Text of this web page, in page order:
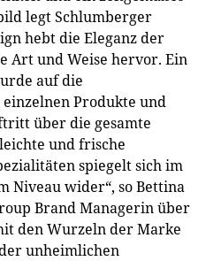
legt Schlumberger
hebt die Eleganz der
Art und Weise hervor. Ein
auf die
Produkte und
über die gesamte
und frische
spiegelt sich im
Niveau wider“, so Bettina
Brand Managerin über
den Wurzeln der Marke
unheimlichen